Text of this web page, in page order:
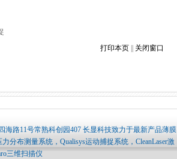
打印本页
关闭窗口
路11号常熟科创园407 长显科技致力于最新产品薄膜
分布测量系统，Qualisys运动捕捉系统，CleanLaser激
三维扫描仪